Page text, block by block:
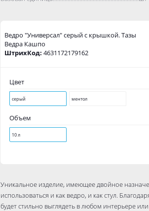
Ведро "Универсал" серый с крышкой. Тазы
Ведра Кашпо
ШтрихКод: 4631172179162
Цвет
серый ментол
Объем
10 л
Уникальное изделие, имеющее двойное
использоваться и как ведро, и как стул.
будет стильно выглядеть в любом интерьере